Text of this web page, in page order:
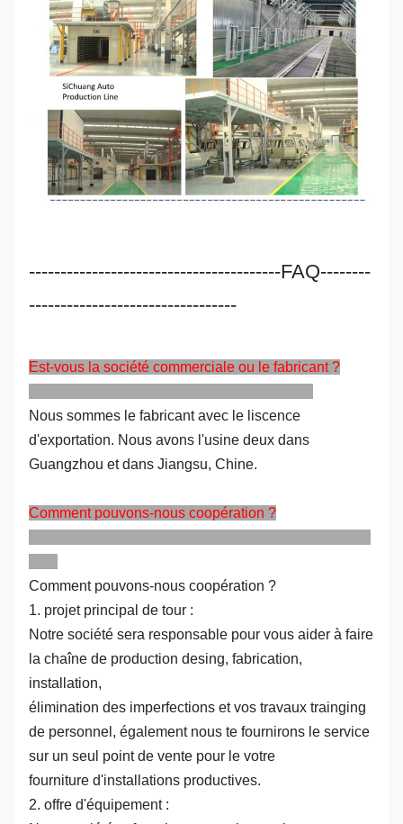
----------------------------------------FAQ--------
---------------------------------
Est-vous la société commerciale ou le fabricant ?
Nous sommes le fabricant avec le liscence
d'exportation. Nous avons l'usine deux dans
Guangzhou et dans Jiangsu, Chine.
Comment pouvons-nous coopération ?
Comment pouvons-nous coopération ?
1. projet principal de tour :
Notre société sera responsable pour vous aider à faire
la chaîne de production desing, fabrication,
installation,
élimination des imperfections et vos travaux trainging
de personnel, également nous te fournirons le service
sur un seul point de vente pour le votre
fourniture d'installations productives.
2. offre d'équipement :